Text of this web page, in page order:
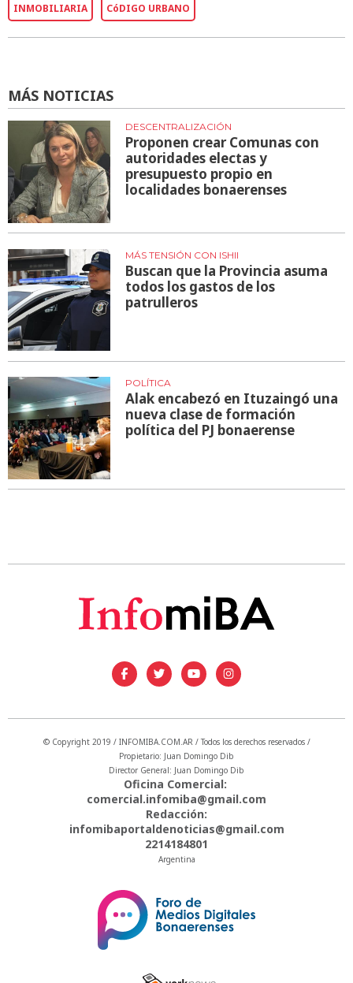
INMOBILIARIA CóDIGO URBANO
MÁS NOTICIAS
DESCENTRALIZACIÓN
Proponen crear Comunas con
autoridades electas y
presupuesto propio en
localidades bonaerenses
MÁS TENSIÓN CON ISHII
Buscan que la Provincia asuma
todos los gastos de los
patrulleros
POLÍTICA
Alak encabezó en Ituzaingó una
nueva clase de formación
política del PJ bonaerense
© Copyright 2019 / INFOMIBA.COM.AR / Todos los derechos reservados /
Propietario: Juan Domingo Dib
Director General: Juan Domingo Dib
Oficina Comercial:
comercial.infomiba@gmail.com
Redacción:
infomibaportaldenoticias@gmail.com
2214184801
Argentina